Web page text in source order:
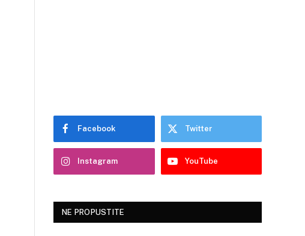
Facebook Twitter
Instagram YouTube
NE PROPUSTITE